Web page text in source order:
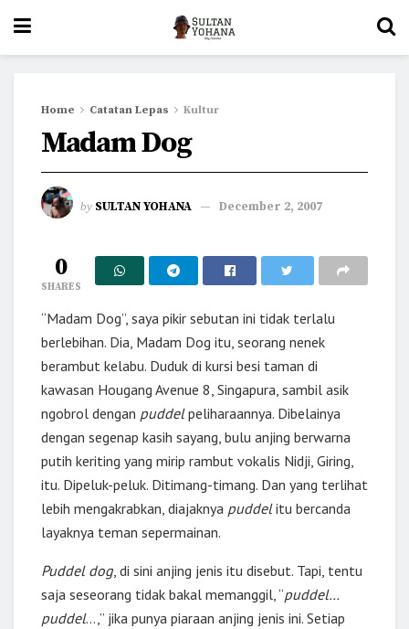
Home Catatan Lepas Kultur
Madam Dog
by SULTAN YOHANA December 2, 2007
0
SHARES
“Madam Dog”, saya pikir sebutan ini tidak terlalu
berlebihan. Dia, Madam Dog itu, seorang nenek
berambut kelabu. Duduk di kursi besi taman di
kawasan Hougang Avenue 8, Singapura, sambil asik
ngobrol dengan puddelpeliharaannya. Dibelainya
dengan segenap kasih sayang, bulu anjing berwarna
putih keriting yang mirip rambut vokalis Nidji, Giring,
itu. Dipeluk-peluk. Ditimang-timang. Dan yang terlihat
lebih mengakrabkan, diajaknya puddelitu bercanda
layaknya teman sepermainan.
Puddel dog, di sini anjing jenis itu disebut. Tapi, tentu
saja seseorang tidak bakal memanggil, “puddel…
puddel…,” jika punya piaraan anjing jenis ini. Setiap